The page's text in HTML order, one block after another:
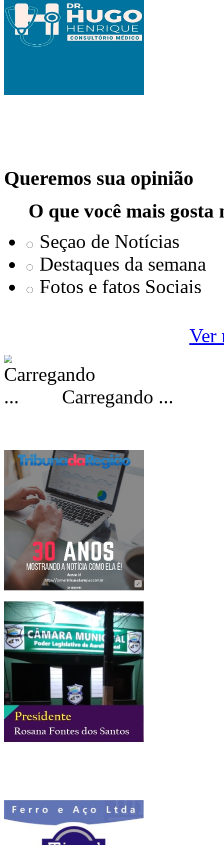
Queremos sua opinião
O que você mais
Seçao de Notícias
Destaques da semana
Fotos e fatos Sociais
Ver
Carregando ...